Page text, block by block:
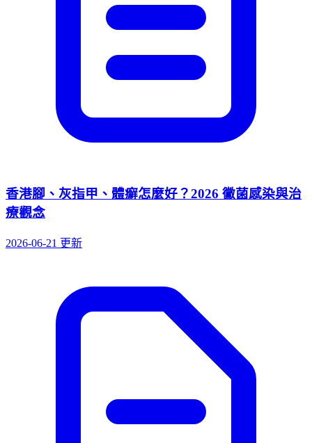
香港腳、灰指甲、體癬怎麼好？2026 黴菌感染與治
療觀念
2026-06-21 更新